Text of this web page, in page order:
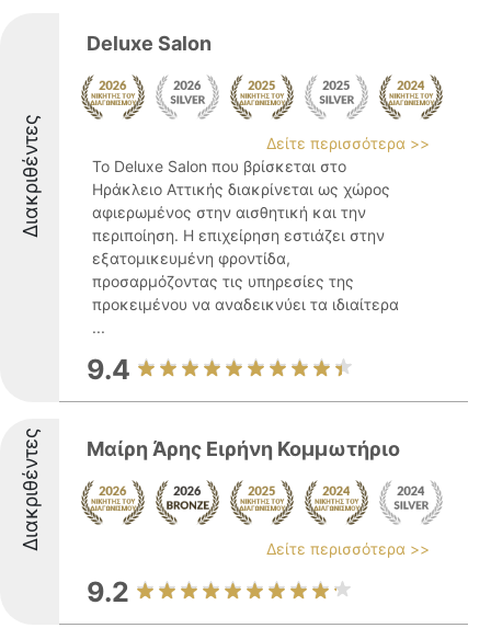
Διακριθέντες
Deluxe Salon
Δείτε περισσότερα >>
Το Deluxe Salon που βρίσκεται στο
Ηράκλειο Αττικής διακρίνεται ως χώρος
αφιερωμένος στην αισθητική και την
περιποίηση. Η επιχείρηση εστιάζει στην
εξατομικευμένη φροντίδα,
προσαρμόζοντας τις υπηρεσίες της
προκειμένου να αναδεικνύει τα ιδιαίτερα
...
9.4
Διακριθέντες Μαίρη Άρης Ειρήνη Κομμωτήριο
Δείτε περισσότερα >>
9.2